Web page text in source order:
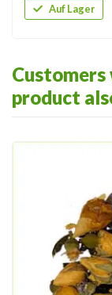
Auf Lager
product